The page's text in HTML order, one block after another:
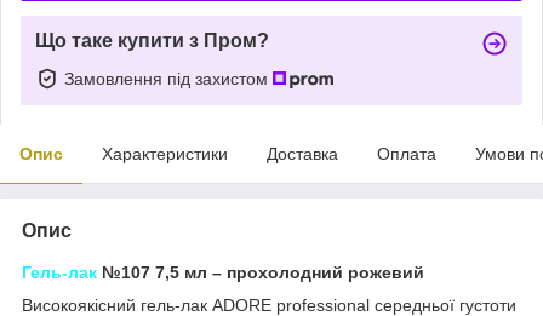
Що таке купити з Пром?
Замовлення під захистом
Опис Характеристики Доставка Оплата Умови
Опис
Гель-лак №107 7,5 мл – прохолодний рожевий
Високоякісний гель-лак ADORE professional середньої густоти